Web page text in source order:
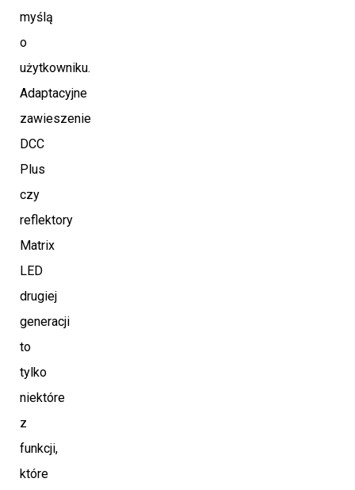
myślą
o
użytkowniku.
Adaptacyjne
zawieszenie
DCC
Plus
czy
reflektory
Matrix
LED
drugiej
generacji
to
tylko
niektóre
z
funkcji,
które